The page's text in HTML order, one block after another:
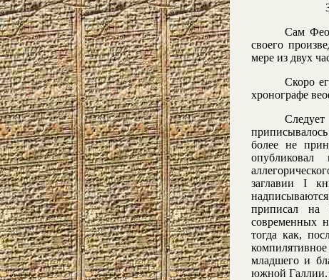
Сам
своего
мере из двух
Скоро
хронографе
более не
заглавии I
приписал на
современных
тогда как,
младшего и
южной Галлии.